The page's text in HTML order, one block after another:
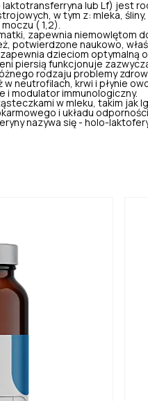
laktotransferryna lub Lf) jest
w tym z: mleka,
( 1,2).
zapewnia niemowlętom
potwierdzone naukowo,
dzieciom optymalną
piersią funkcjonuje
rodzaju problemy
neutrofilach, krwi i płynie
i modulator immunologiczny.
w mleku, takim jak
i układu
nazywa się - holo-